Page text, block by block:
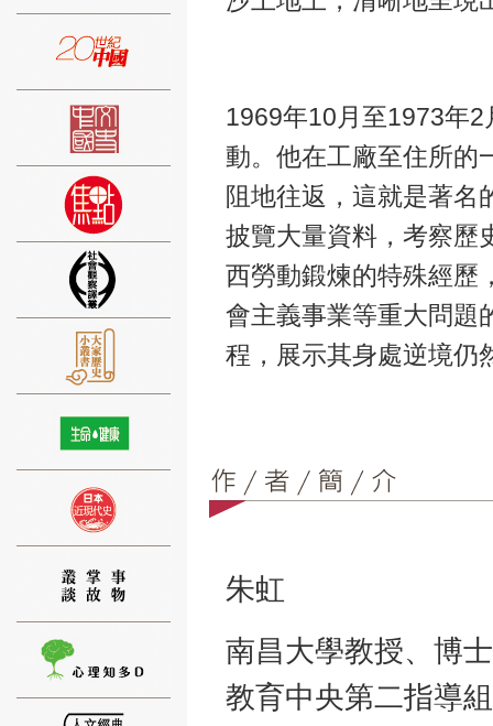
1969年10月至1973年
動。他在工廠至住所的
阻地往返，這就是著名
披覽大量資料，考察歷
西勞動鍛煉的特殊經歷
會主義事業等重大問題
程，展示其身處逆境仍
朱虹
南昌大學教授、博
教育中央第二指導